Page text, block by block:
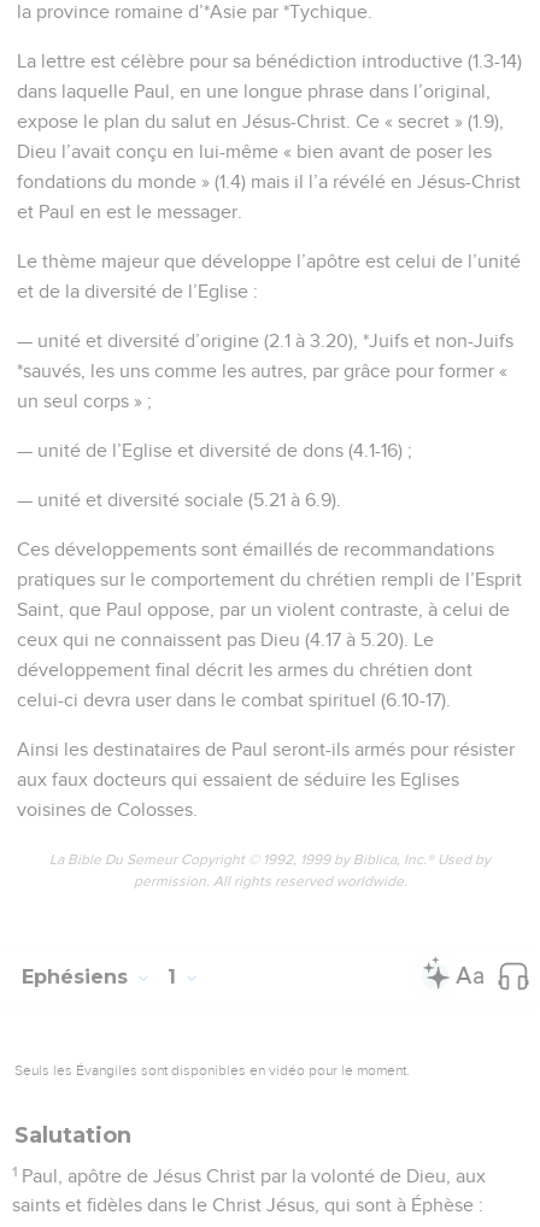
la province romaine d’*Asie par *Tychique.
La lettre est célèbre pour sa bénédiction introductive (1.3-14)
dans laquelle Paul, en une longue phrase dans l’original,
expose le plan du salut en Jésus-Christ. Ce « secret » (1.9),
Dieu l’avait conçu en lui-même « bien avant de poser les
fondations du monde » (1.4) mais il l’a révélé en Jésus-Christ
et Paul en est le messager.
Le thème majeur que développe l’apôtre est celui de l’unité
et de la diversité de l’Eglise :
— unité et diversité d’origine (2.1 à 3.20), *Juifs et non-Juifs
*sauvés, les uns comme les autres, par grâce pour former «
un seul corps » ;
— unité de l’Eglise et diversité de dons (4.1-16) ;
— unité et diversité sociale (5.21 à 6.9).
Ces développements sont émaillés de recommandations
pratiques sur le comportement du chrétien rempli de l’Esprit
Saint, que Paul oppose, par un violent contraste, à celui de
ceux qui ne connaissent pas Dieu (4.17 à 5.20). Le
développement final décrit les armes du chrétien dont
celui-ci devra user dans le combat spirituel (6.10-17).
Ainsi les destinataires de Paul seront-ils armés pour résister
aux faux docteurs qui essaient de séduire les Eglises
voisines de Colosses.
La Bible Du Semeur Copyright © 1992, 1999 by Biblica, Inc.® Used by
permission. All rights reserved worldwide.
Ephésiens 1
Seuls les Évangiles sont disponibles en vidéo pour le moment.
Salutation
1 Paul, apôtre de Jésus Christ par la volonté de Dieu, aux
saints et fidèles dans le Christ Jésus, qui sont à Éphèse :